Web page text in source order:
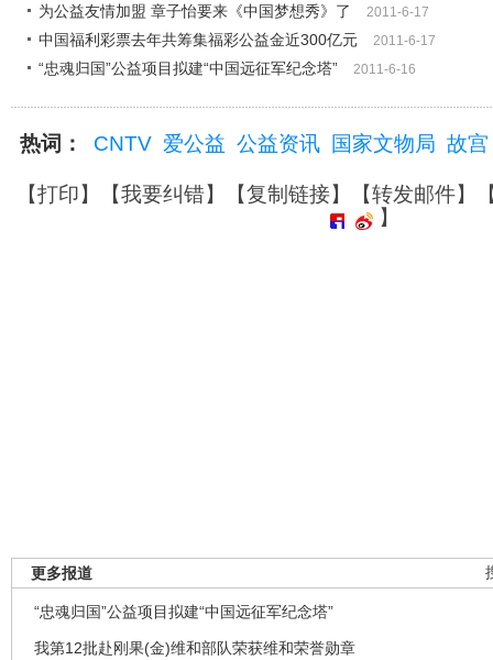
为公益友情加盟 章子怡要来《中国梦想秀》了 2011-6-17
中国福利彩票去年共筹集福彩公益金近300亿元 2011-6-17
“忠魂归国”公益项目拟建“中国远征军纪念塔” 2011-6-16
热词： CNTV 爱公益 公益资讯 国家文物局 故宫
【打印】【我要纠错】【复制链接】【转发邮件】
】
更多报道
“忠魂归国”公益项目拟建“中国远征军纪念塔”
我第12批赴刚果(金)维和部队荣获维和荣誉勋章